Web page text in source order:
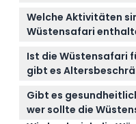
Die Wüstensafari
14:30 und 15:00 Uhr
21:00 Uhr
Buchung bestätigen).
Welche Aktivitäten
Wüstensafari
Sie können
Kamelreiten,
traditionelles BBQ-
Tee, Kaffee und
Ist die Wüstensafari
gibt es
Kinder im Alter von 0
Kindertarife, und
Gibt es
wer sollte die